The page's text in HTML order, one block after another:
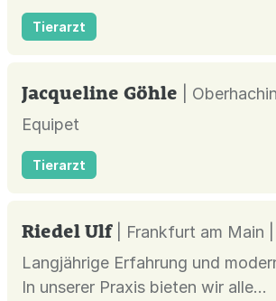
tiermedizinischen Zentren,
Berlin.
Tierarzt
Jacqueline Göhle
|
Equipet
Tierarzt
Riedel Ulf
| Frankfurt am Main |
Langjährige Erfahrung und
In unserer Praxis bieten wir alle